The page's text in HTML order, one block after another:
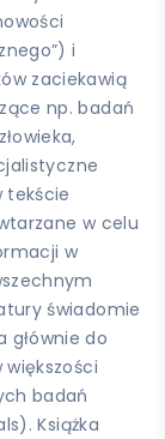
i
zaciekawią
np. badań
tekście
w celu
w
świadomie
do
badań
Książka